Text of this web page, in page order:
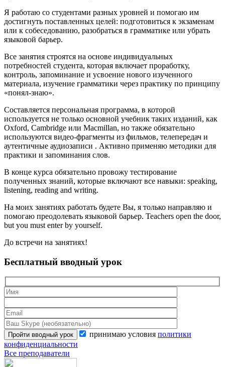
Я работаю со студентами разных уровней и помогаю им
достигнуть поставленных целей: подготовиться к экзаменам
или к собеседованию, разобраться в грамматике или убрать
языковой барьер.
Все занятия строятся на основе индивидуальных
потребностей студента, которая включает проработку,
контроль, запоминание и усвоение нового изученного
материала, изучение грамматики через практику по принципу
«понял-знаю».
Составляется персональная программа, в которой
используется не только основной учебник таких изданий, как
Oxford, Cambridge или Macmillan, но также обязательно
используются видео-фрагменты из фильмов, телепередач и
аутентичные аудиозаписи . Активно применяю методики для
практики и запоминания слов.
В конце курса обязательно провожу тестирование
полученных знаний, которые включают все навыки: speaking,
listening, reading and writing.
На моих занятиях работать будете Вы, я только направляю и
помогаю преодолевать языковой барьер. Teachers open the door,
but you must enter by yourself.
До встречи на занятиях!
Бесплатный вводный урок
принимаю условия политики
конфиденциальности
Все преподаватели